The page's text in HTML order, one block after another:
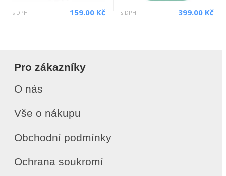
s DPH 159.00 Kč s DPH 399.00 Kč
Pro zákazníky
O nás
Vše o nákupu
Obchodní podmínky
Ochrana soukromí